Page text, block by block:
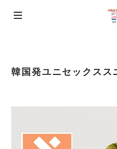
韓国発ユニセックスス